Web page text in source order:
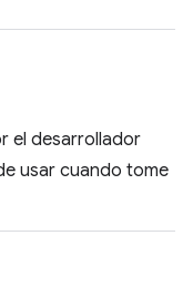
el desarrollador
usar cuando tome